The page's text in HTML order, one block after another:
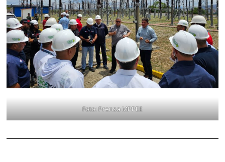
Foto: Prensa MPPEE